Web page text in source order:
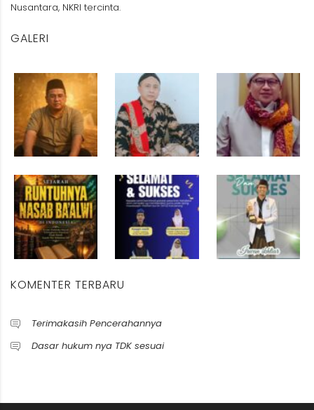
Nusantara, NKRI tercinta.
GALERI
KOMENTER TERBARU
Terimakasih Pencerahannya
Dasar hukum nya TDK sesuai